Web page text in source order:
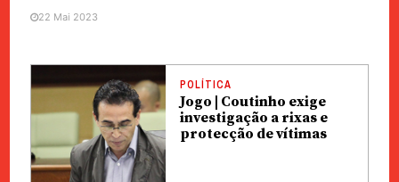
22 Mai 2023
POLÍTICA
Jogo | Coutinho exige
investigação a rixas e
protecção de vítimas